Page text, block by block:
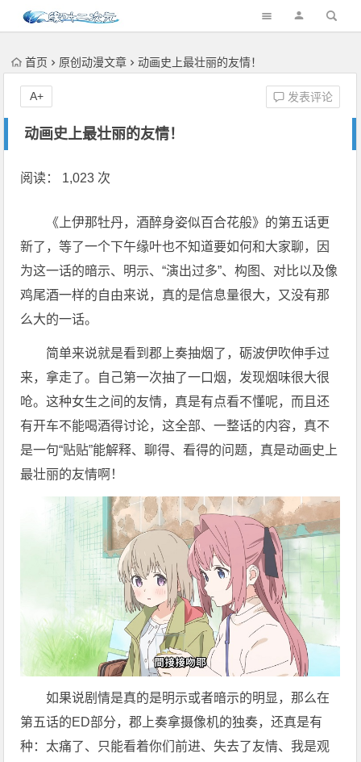
首页 原创动漫文章 动画史上最壮丽的友情！
动画史上最壮丽的友情！
发表评论
A+
阅读： 1,023 次
《上伊那牡丹，酒醉身姿似百合花般》的第五话更
新了，等了一个下午缘叶也不知道要如何和大家聊，因
为这一话的暗示、明示、“演出过多”、构图、对比以及像
鸡尾酒一样的自由来说，真的是信息量很大，又没有那
么大的一话。
简单来说就是看到郡上奏抽烟了，砺波伊吹伸手过
来，拿走了。自己第一次抽了一口烟，发现烟味很大很
呛。这种女生之间的友情，真是有点看不懂呢，而且还
有开车不能喝酒得讨论，这全部、一整话的内容，真不
是一句“贴贴”能解释、聊得、看得的问题，真是动画史上
最壮丽的友情啊！
如果说剧情是真的是明示或者暗示的明显，那么在
第五话的ED部分，郡上奏拿摄像机的独奏，还真是有
种：太痛了、只能看着你们前进、失去了友情、我是观